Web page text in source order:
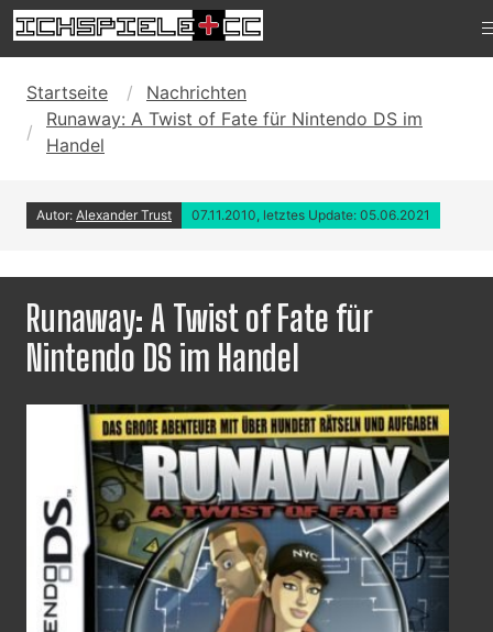
Startseite
Nachrichten
Runaway: A Twist of Fate für Nintendo DS im
Handel
Autor: Alexander Trust 07.11.2010, letztes Update: 05.06.2021
Runaway: A Twist of Fate für
Nintendo DS im Handel